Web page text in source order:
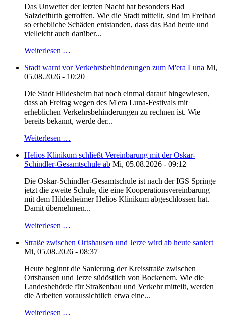
Das Unwetter der letzten Nacht hat besonders Bad
Salzdetfurth getroffen. Wie die Stadt mitteilt, sind im Freibad
so erhebliche Schäden entstanden, dass das Bad heute und
vielleicht auch darüber...
Weiterlesen …
Stadt warnt vor Verkehrsbehinderungen zum M'era Luna Mi,
05.08.2026 - 10:20
Die Stadt Hildesheim hat noch einmal darauf hingewiesen,
dass ab Freitag wegen des M'era Luna-Festivals mit
erheblichen Verkehrsbehinderungen zu rechnen ist. Wie
bereits bekannt, werde der...
Weiterlesen …
Helios Klinikum schließt Vereinbarung mit der Oskar-
Schindler-Gesamtschule ab Mi, 05.08.2026 - 09:12
Die Oskar-Schindler-Gesamtschule ist nach der IGS Springe
jetzt die zweite Schule, die eine Kooperationsvereinbarung
mit dem Hildesheimer Helios Klinikum abgeschlossen hat.
Damit übernehmen...
Weiterlesen …
Straße zwischen Ortshausen und Jerze wird ab heute saniert
Mi, 05.08.2026 - 08:37
Heute beginnt die Sanierung der Kreisstraße zwischen
Ortshausen und Jerze südöstlich von Bockenem. Wie die
Landesbehörde für Straßenbau und Verkehr mitteilt, werden
die Arbeiten voraussichtlich etwa eine...
Weiterlesen …